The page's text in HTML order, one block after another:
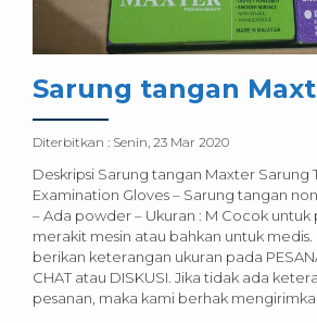
Sarung tangan
Diterbitkan : Senin, 23 Mar 2020
Deskripsi Sarung tangan Maxter Sarung
Examination Gloves – Sarung tangan
– Ada powder – Ukuran : M Cocok untuk
merakit mesin atau bahkan untuk medis.
berikan keterangan ukuran pada
CHAT atau DISKUSI. Jika tidak ada
pesanan, maka kami berhak